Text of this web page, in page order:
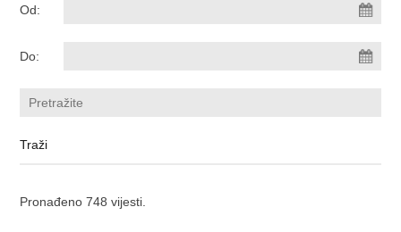
Od:
Do:
Pronađeno 748 vijesti.